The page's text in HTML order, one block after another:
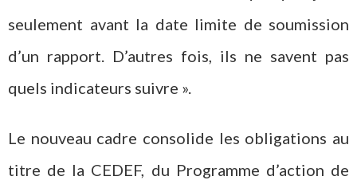
seulement avant la date limite de soumission
d’un rapport. D’autres fois, ils ne savent pas
quels indicateurs suivre ».
Le nouveau cadre consolide les obligations au
titre de la CEDEF, du Programme d’action de